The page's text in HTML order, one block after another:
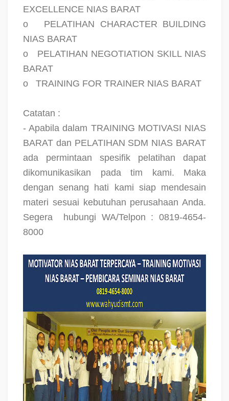
EXCELLENCE NIAS BARAT
o
PELATIHAN CHARACTER BUILDING
NIAS BARAT
o
PELATIHAN NEGOTIATION SKILL NIAS
BARAT
o
TRAINING FOR TRAINER NIAS BARAT
Catatan :
- Apabila dalam TRAINING MOTIVASI NIAS
BARAT dan PELATIHAN SDM NIAS BARAT
ada permintaan spesifik pelatihan dapat
dikomunikasikan pada tim kami. Maka
dengan senang hati kami siap mendesain
materi sesuai kebutuhan perusahaan Anda.
Segera
hubungi WA/Telpon : 0819-4654-
8000